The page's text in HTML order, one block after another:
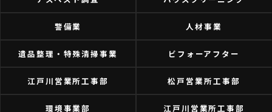
警備業 人材事業
遺品整理・特殊清掃事業 ビフォーアフター
江戸川営業所工事部 松戸営業所工事部
環境事業部 江戸川営業所工事部